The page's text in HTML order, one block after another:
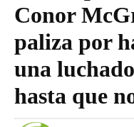
Conor
paliza por
una
hasta que